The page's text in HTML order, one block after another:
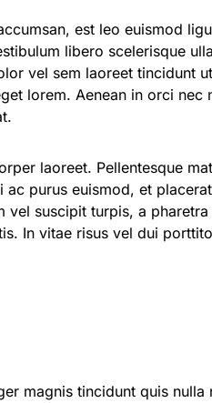
est leo euismod
libero scelerisque
vel sem laoreet tincidunt
lorem. Aenean in orci
laoreet. Pellentesque
purus euismod, et
vel suscipit turpis, a
In vitae risus vel dui
magnis tincidunt quis